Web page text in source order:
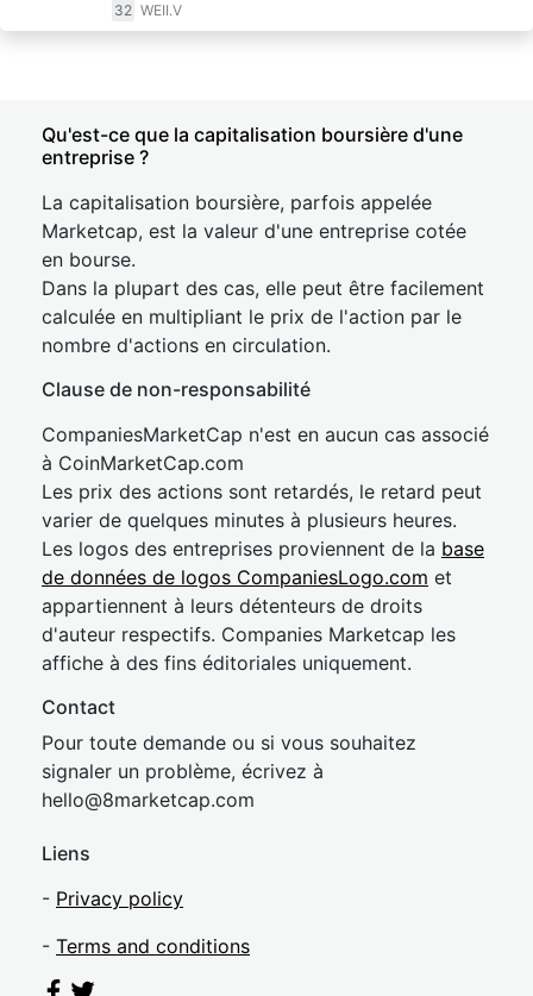
32 WEII.V
Qu'est-ce que la capitalisation boursière d'une
entreprise ?
La capitalisation boursière, parfois appelée
Marketcap, est la valeur d'une entreprise cotée
en bourse.
Dans la plupart des cas, elle peut être facilement
calculée en multipliant le prix de l'action par le
nombre d'actions en circulation.
Clause de non-responsabilité
CompaniesMarketCap n'est en aucun cas associé
à CoinMarketCap.com
Les prix des actions sont retardés, le retard peut
varier de quelques minutes à plusieurs heures.
Les logos des entreprises proviennent de la base
de données de logos CompaniesLogo.com et
appartiennent à leurs détenteurs de droits
d'auteur respectifs. Companies Marketcap les
affiche à des fins éditoriales uniquement.
Contact
Pour toute demande ou si vous souhaitez
signaler un problème, écrivez à
hello@8marketcap.com
Liens
- Privacy policy
- Terms and conditions